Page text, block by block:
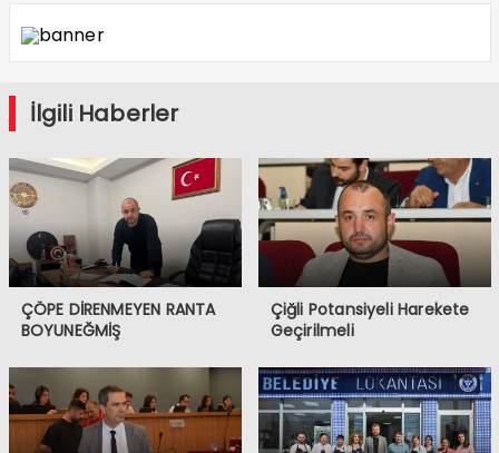
İlgili Haberler
ÇÖPE DİRENMEYEN RANTA
BOYUNEĞMİŞ
Çiğli Potansiyeli Harekete
Geçirilmeli